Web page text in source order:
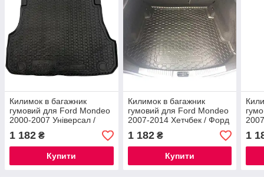
Килимок в багажник
гумовий для Ford Mondeo
2000-2007 Універсал /
Форд Мондео 3 автогум
1 182 ₴
Купити
Килимок в багажник
гумовий для Ford Mondeo
2007-2014 Хетчбек / Форд
Мондео 4 автогум
1 182₴
Купити
1